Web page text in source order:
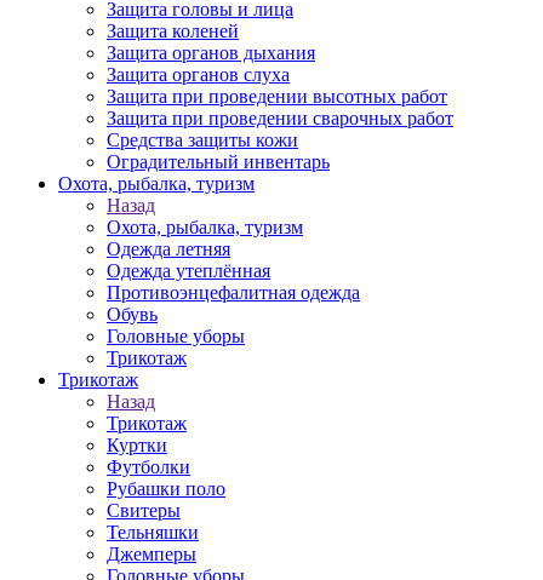
Защита головы и лица
Защита коленей
Защита органов дыхания
Защита органов слуха
Защита при проведении высотных работ
Защита при проведении сварочных работ
Средства защиты кожи
Оградительный инвентарь
Охота, рыбалка, туризм
Назад
Охота, рыбалка, туризм
Одежда летняя
Одежда утеплённая
Противоэнцефалитная одежда
Обувь
Головные уборы
Трикотаж
Трикотаж
Назад
Трикотаж
Куртки
Футболки
Рубашки поло
Свитеры
Тельняшки
Джемперы
Головные уборы